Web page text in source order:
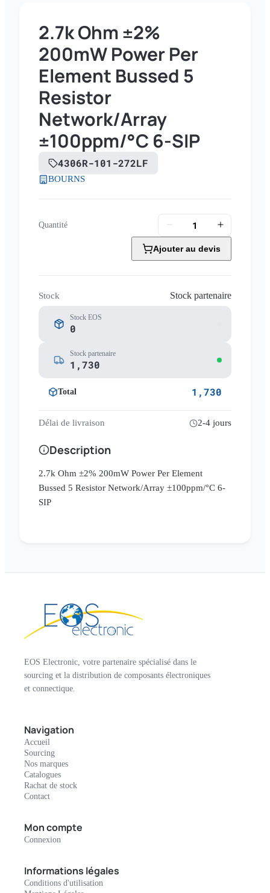
2.7k Ohm ±2%
200mW Power Per
Element Bussed 5
Resistor
Network/Array
±100ppm/°C 6-SIP
4306R-101-272LF
BOURNS
Quantité
Ajouter au devis
Stock Stock partenaire
Stock EOS
0
Stock partenaire
1,730
Total 1,730
Délai de livraison 2-4 jours
Description
2.7k Ohm ±2% 200mW Power Per Element
Bussed 5 Resistor Network/Array ±100ppm/°C 6-
SIP
EOS Electronic, votre partenaire spécialisé dans le
sourcing et la distribution de composants électroniques
et connectique.
Navigation
Accueil
Sourcing
Nos marques
Catalogues
Rachat de stock
Contact
Mon compte
Connexion
Informations légales
Conditions d'utilisation